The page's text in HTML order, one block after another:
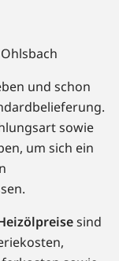
und schon
sowie
um sich ein
sind